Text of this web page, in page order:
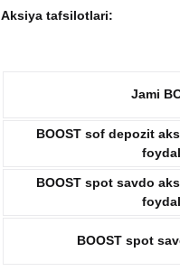
Aksiya tafsilotlari:
Jami
BOOSTsof depozit
BOOST spot savdo
BOOST spot